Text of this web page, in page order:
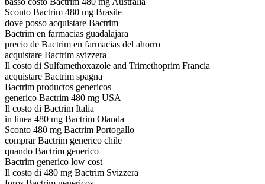
Sconto Bactrim 480 mg Brasile
dove posso acquistare Bactrim
Bactrim en farmacias guadalajara
precio de Bactrim en farmacias del ahorro
acquistare Bactrim svizzera
Il costo di Sulfamethoxazole and Trimethoprim Francia
acquistare Bactrim spagna
Bactrim productos genericos
generico Bactrim 480 mg USA
Il costo di Bactrim Italia
in linea 480 mg Bactrim Olanda
Sconto 480 mg Bactrim Portogallo
comprar Bactrim generico chile
quando Bactrim generico
Bactrim generico low cost
Il costo di 480 mg Bactrim Svizzera